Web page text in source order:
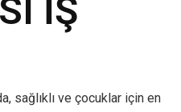
İŞ
sağlıklı ve çocuklar için en